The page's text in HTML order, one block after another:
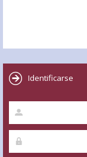
Identificarse